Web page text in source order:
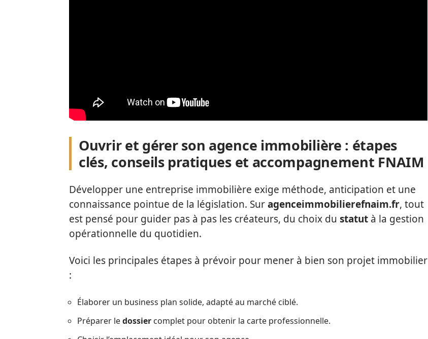
Ouvrir et gérer son agence immobilière : étapes
clés, conseils pratiques et accompagnement FNAIM
Développer une entreprise immobilière exige méthode, anticipation et une
connaissance pointue de la législation. Suragenceimmobilierefnaim.fr, tout
est pensé pour guider pas à pas les créateurs, du choix du statut à la gestion
opérationnelle du quotidien.
Voici les principales étapes à prévoir pour mener à bien son projet immobilier
:
Élaborer un business plan solide, adapté au marché ciblé.
Préparer ledossier complet pour obtenir la carte professionnelle.